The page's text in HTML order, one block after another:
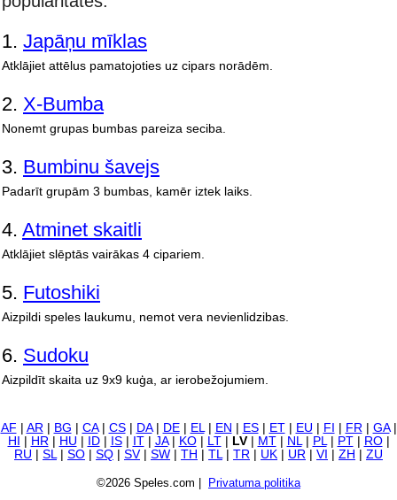
1. Japāņu mīklas
Atklājiet attēlus pamatojoties uz cipars norādēm.
2. X-Bumba
Nonemt grupas bumbas pareiza seciba.
3. Bumbinu šavejs
Padarīt grupām 3 bumbas, kamēr iztek laiks.
4. Atminet skaitli
Atklājiet slēptās vairākas 4 cipariem.
5. Futoshiki
Aizpildi speles laukumu, nemot vera nevienlidzibas.
6. Sudoku
Aizpildīt skaita uz 9x9 kuģa, ar ierobežojumiem.
AF AR| BG CA| CS| DA| DE| EL| EN ES| ET| EU FI FR| GA|
HI
HR| HU ID| IS| IT| JA| KO| LT| LV| MT| NL| PL| PT| RO|
RU
SL| SO SQ SV| SW TH TL| TR UK UR VI ZH ZU
©2026 Speles.com | Privatuma politika